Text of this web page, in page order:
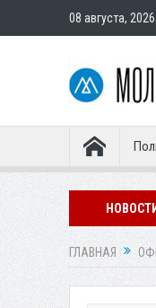
08 августа, 2026
НОВОСТИ
«Динамо»
ГЛАВНАЯ